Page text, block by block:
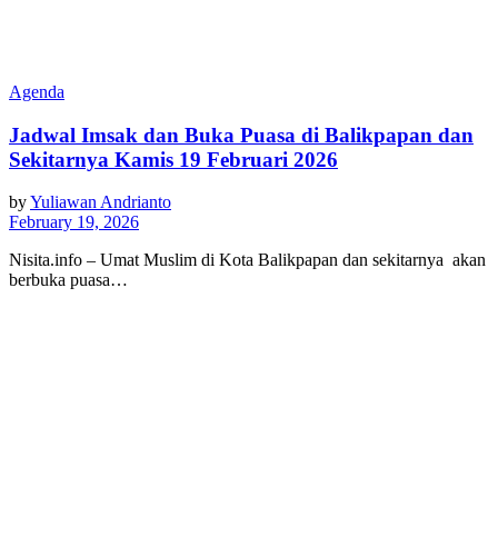
Agenda
Jadwal Imsak dan Buka Puasa di Balikpapan dan
Sekitarnya Kamis 19 Februari 2026
byYuliawan Andrianto
February 19, 2026
Nisita.info – Umat Muslim di Kota Balikpapan dan sekitarnya akan
berbuka puasa…